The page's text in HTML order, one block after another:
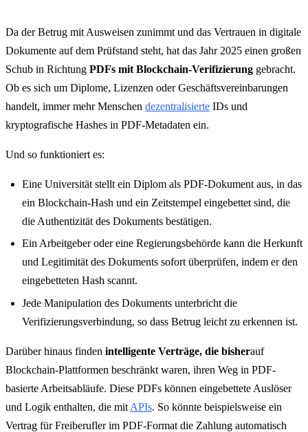
Da der Betrug mit Ausweisen zunimmt und das Vertrauen in digitale
Dokumente auf dem Prüfstand steht, hat das Jahr 2025 einen großen
Schub in Richtung PDFs mit Blockchain-Verifizierung gebracht.
Ob es sich um Diplome, Lizenzen oder Geschäftsvereinbarungen
handelt, immer mehr Menschen dezentralisierte IDs und
kryptografische Hashes in PDF-Metadaten ein.
Und so funktioniert es:
Eine Universität stellt ein Diplom als PDF-Dokument aus, in das
ein Blockchain-Hash und ein Zeitstempel eingebettet sind, die
die Authentizität des Dokuments bestätigen.
Ein Arbeitgeber oder eine Regierungsbehörde kann die Herkunft
und Legitimität des Dokuments sofort überprüfen, indem er den
eingebetteten Hash scannt.
Jede Manipulation des Dokuments unterbricht die
Verifizierungsverbindung, so dass Betrug leicht zu erkennen ist.
Darüber hinaus finden intelligente Verträge, die bisherauf
Blockchain-Plattformen beschränkt waren, ihren Weg in PDF-
basierte Arbeitsabläufe. Diese PDFs können eingebettete Auslöser
und Logik enthalten, die mit APIs. So könnte beispielsweise ein
Vertrag für Freiberufler im PDF-Format die Zahlung automatisch